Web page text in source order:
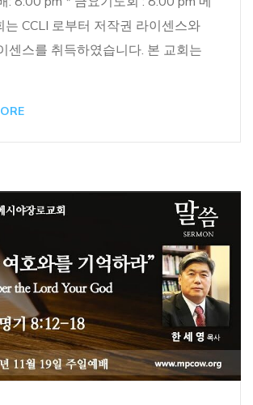
CCLI 로부터 저작권 라이센스와
센스를 취득하였습니다. 본 교회는